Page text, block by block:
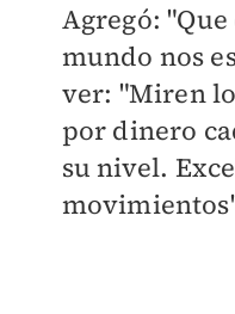
Agregó:
mundo nos
ver: "Miren
por dinero
su nivel.